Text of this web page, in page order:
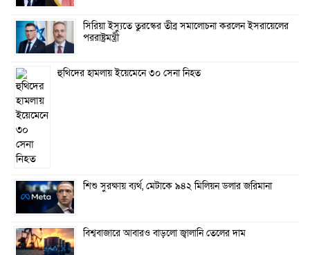
সিরিয়া ইস্যুতে তুরস্কের তীব্র সমালোচনা করলেন ইসরায়েলের
পররাষ্ট্রমন্ত্রী
হুথিদের হামলায় ইয়েমেনে ৩০ সেনা নিহত
শিশু সুরক্ষায় ব্যর্থ, মেটাকে ৯৪২ মিলিয়ন ডলার জরিমানা
বিশ্ববাজারে আবারও বাড়লো জ্বালানি তেলের দাম